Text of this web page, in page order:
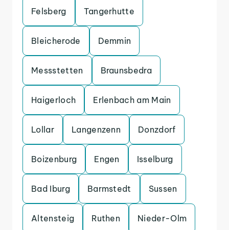
Felsberg Tangerhutte
Bleicherode Demmin
Messstetten Braunsbedra
Haigerloch Erlenbach am Main
Lollar Langenzenn Donzdorf
Boizenburg Engen Isselburg
Bad Iburg Barmstedt Sussen
Altensteig Ruthen Nieder-Olm